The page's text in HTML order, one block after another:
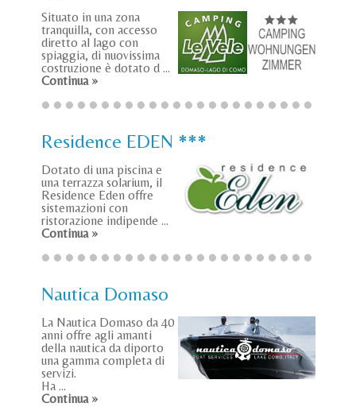
Situato in una zona
tranquilla, con accesso
diretto al lago con
spiaggia, di nuovissima
costruzione è dotato d ...
Continua »
Residence EDEN ***
Dotato di una piscina e
una terrazza solarium, il
Residence Eden offre
sistemazioni con
ristorazione indipende ...
Continua »
Nautica Domaso
La Nautica Domaso da 40
anni offre agli amanti
della nautica da diporto
una gamma completa di
servizi.
Ha ...
Continua »